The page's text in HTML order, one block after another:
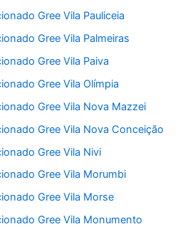
Gree Vila Pauliceia
Gree Vila Palmeiras
Gree Vila Paiva
Gree Vila Olímpia
Gree Vila Nova Mazzei
Gree Vila Nova Conceição
Gree Vila Nivi
Gree Vila Morumbi
Gree Vila Morse
Gree Vila Monumento